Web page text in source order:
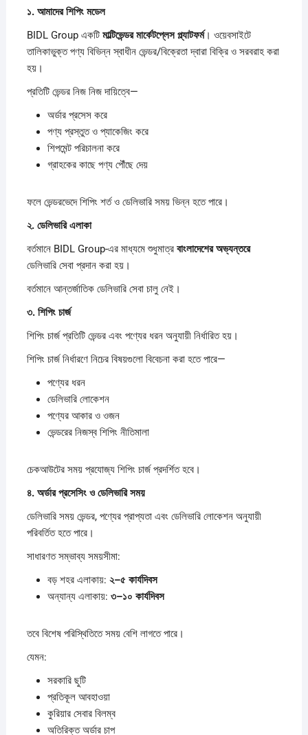
১. আমাদেরশিপিং মডেল
BIDL Group একটি মাল্টিভেন্ডরমার্কেটপ্লেসপ্ল্যাটফর্ম। ওয়েবসাইটে
তালিকাভুক্ত পণ্য বিভিন্ন স্বাধীন ভেন্ডর/বিক্রেতা দ্বারা বিক্রি ও সরবরাহ করা
হয়।
প্রতিটি ভেন্ডর নিজ নিজ দায়িত্বে—
অর্ডার প্রসেস করে
পণ্য প্রস্তুত ও প্যাকেজিং করে
শিপমেন্ট পরিচালনা করে
গ্রাহকের কাছে পণ্য পৌঁছে দেয়
ফলে ভেন্ডরভেদে শিপিং শর্ত ও ডেলিভারি সময় ভিন্ন হতে পারে।
২. ডেলিভারিএলাকা
বর্তমানে BIDL Group-এর মাধ্যমে শুধুমাত্র বাংলাদেশেরঅভ্যন্তরে
ডেলিভারি সেবা প্রদান করা হয়।
বর্তমানে আন্তর্জাতিক ডেলিভারি সেবা চালু নেই।
৩. শিপিং চার্জ
শিপিং চার্জ প্রতিটি ভেন্ডর এবং পণ্যের ধরন অনুযায়ী নির্ধারিত হয়।
শিপিং চার্জ নির্ধারণে নিচের বিষয়গুলো বিবেচনা করা হতে পারে—
পণ্যের ধরন
ডেলিভারি লোকেশন
পণ্যের আকার ও ওজন
ভেন্ডরের নিজস্ব শিপিং নীতিমালা
চেকআউটের সময় প্রযোজ্য শিপিং চার্জ প্রদর্শিত হবে।
৪. অর্ডারপ্রসেসিং ওডেলিভারিসময়
ডেলিভারি সময় ভেন্ডর, পণ্যের প্রাপ্যতা এবং ডেলিভারি লোকেশন অনুযায়ী
পরিবর্তিত হতে পারে।
সাধারণত সম্ভাব্য সময়সীমা:
বড় শহর এলাকায়: ২–৫ কার্যদিবস
অন্যান্য এলাকায়: ৩–১০ কার্যদিবস
তবে বিশেষ পরিস্থিতিতে সময় বেশি লাগতে পারে।
যেমন:
সরকারি ছুটি
প্রতিকূল আবহাওয়া
কুরিয়ার সেবার বিলম্ব
অতিরিক্ত অর্ডার চাপ